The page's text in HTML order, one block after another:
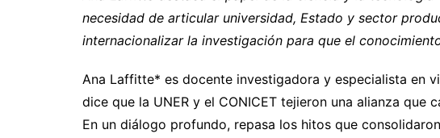
necesidad de articular universidad, Estado y sector
internacionalizar la investigación para que el
Ana Laffitte* es docente investigadora y especialista en
dice que la UNER y el CONICET tejieron una alianza que
En un diálogo profundo, repasa los hitos que